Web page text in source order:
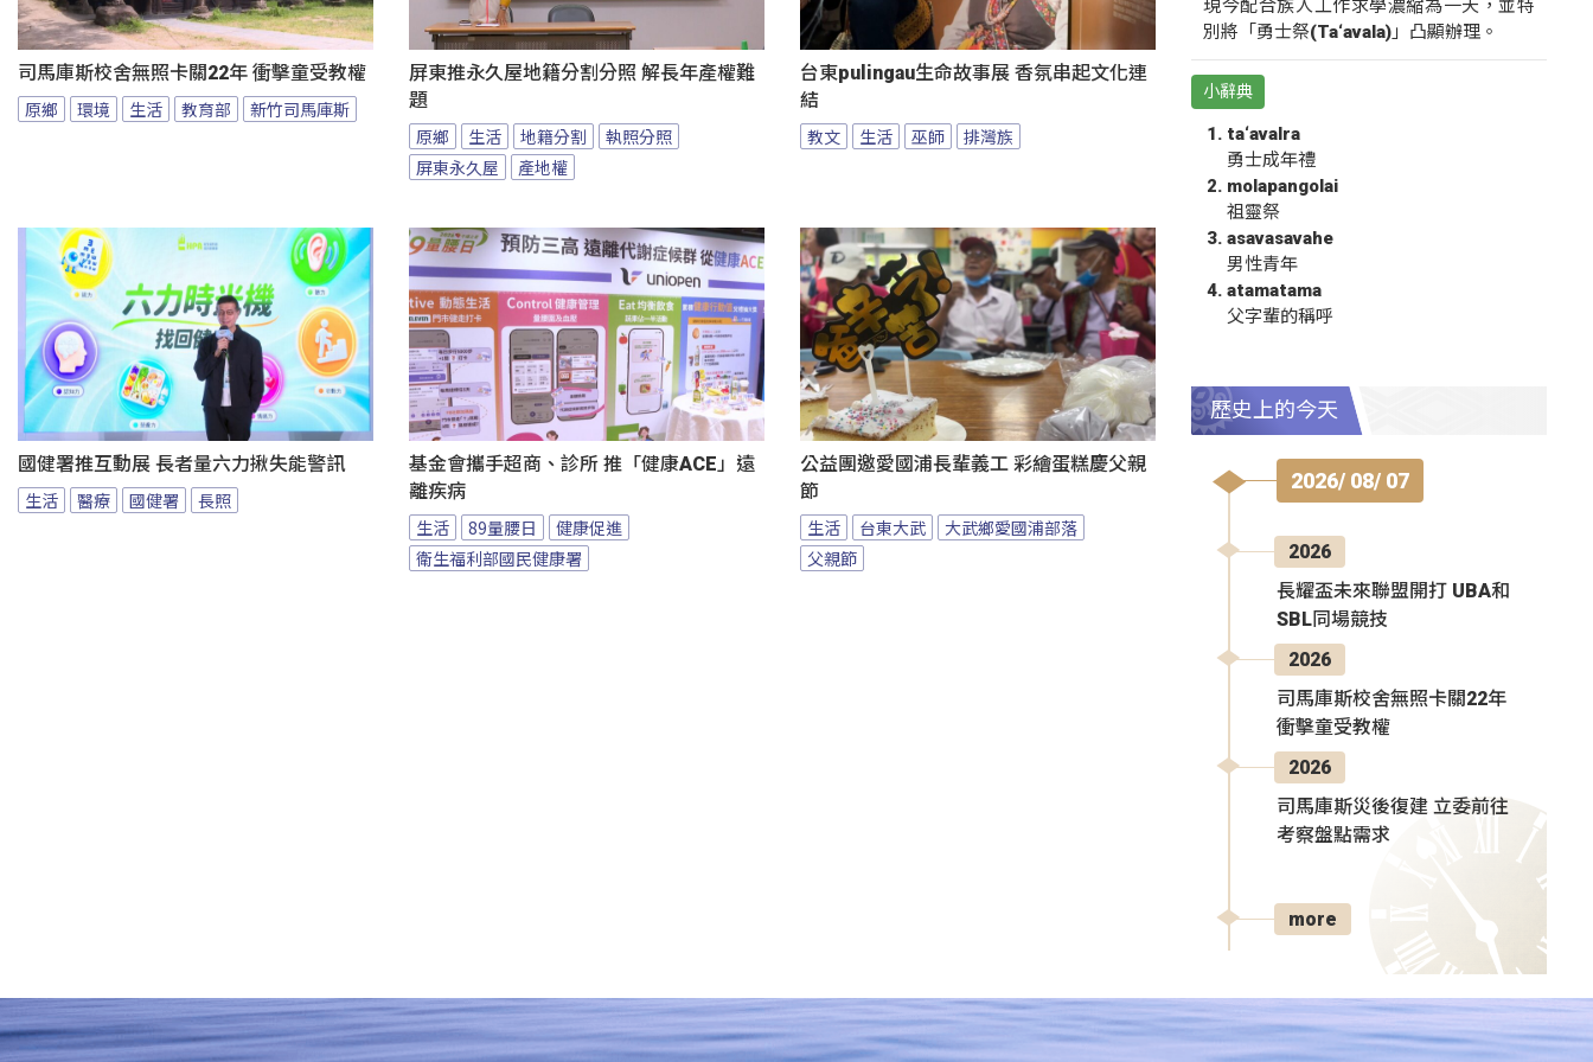
司馬庫斯校舍無照卡關22年 衝擊童受教權
原鄉 環境 生活 教育部 新竹司馬庫斯
屏東推永久屋地籍分割分照 解長年產權難
題
原鄉 生活 地籍分割
執照分照
屏東永久屋
產地權
台東pulingau生命故事展 香氛串起文化連
結
教文 生活 巫師 排灣族
國健署推互動展 長者量六力揪失能警訊
生活 醫療 國健署 長照
基金會攜手超商、診所 推「健康ACE」遠
離疾病
生活 89量腰日
健康促進
衛生福利部國民健康署
公益團邀愛國浦長輩義工 彩繪蛋糕慶父親
節
生活 台東大武
大武鄉愛國浦部落
父親節
現今配合族人工作求學濃縮為一天，並特
別將「勇士祭(Ta‘avala)」凸顯辦理。
小辭典
ta‘avalra
勇士成年禮
molapangolai
祖靈祭
asavasavahe
男性青年
atamatama
父字輩的稱呼
歷史上的今天
2026/ 08/ 07
2026
長耀盃未來聯盟開打 UBA和
SBL同場競技
2026
司馬庫斯校舍無照卡關22年
衝擊童受教權
2026
司馬庫斯災後復建 立委前往
考察盤點需求
more